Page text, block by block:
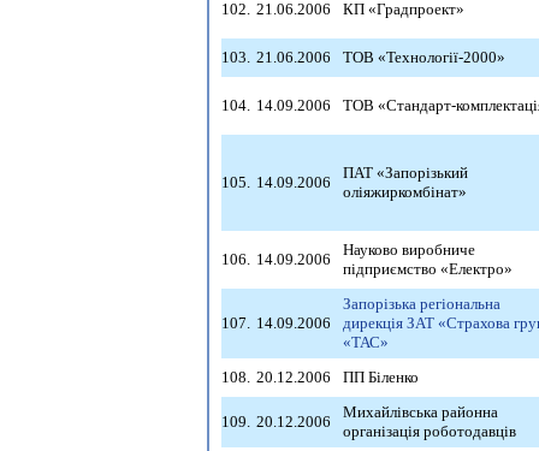
102. 21.06.2006 КП «Градпроект»
103. 21.06.2006 ТОВ «Технології-2000»
104. 14.09.2006 ТОВ «Стандарт-
105. 14.09.2006
ПАТ «Запорізький
оліяжиркомбінат»
106. 14.09.2006
Науково виробниче
підприємство «Електро»
107. 14.09.2006
Запорізька регіональна
дирекція ЗАТ «Страхова
«ТАС»
108. 20.12.2006 ПП Біленко
109. 20.12.2006
Михайлівська районна
організація роботодавців